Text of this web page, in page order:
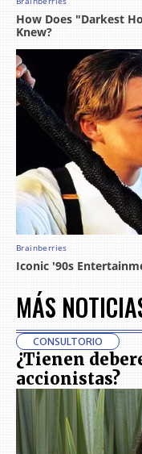
MÁS
CONSULTORIO
¿Tienen
accionistas?